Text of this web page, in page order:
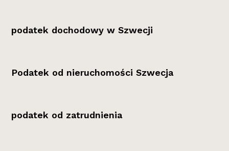
podatek dochodowy w Szwecji
Podatek od nieruchomości Szwecja
podatek od zatrudnienia